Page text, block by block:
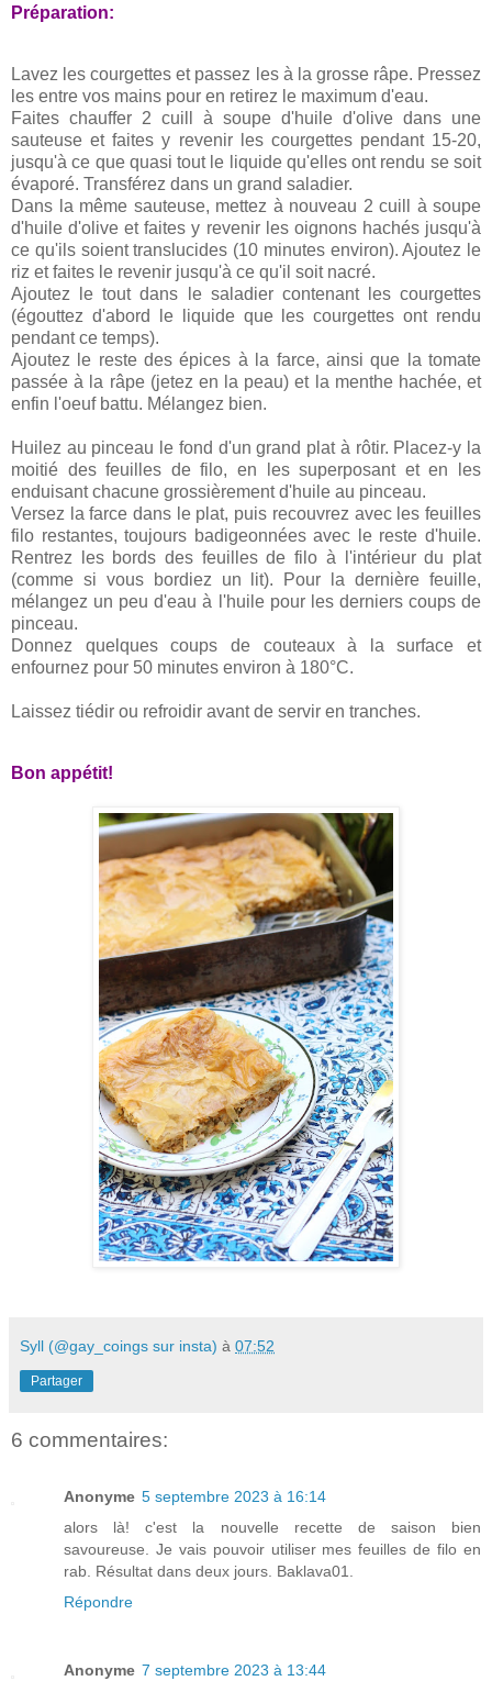
Préparation:
Lavez les courgettes et passez les à la grosse râpe. Pressez
les entre vos mains pour en retirez le maximum d'eau.
Faites chauffer 2 cuill à soupe d'huile d'olive dans une
sauteuse et faites y revenir les courgettes pendant 15-20,
jusqu'à ce que quasi tout le liquide qu'elles ont rendu se soit
évaporé. Transférez dans un grand saladier.
Dans la même sauteuse, mettez à nouveau 2 cuill à soupe
d'huile d'olive et faites y revenir les oignons hachés jusqu'à
ce qu'ils soient translucides (10 minutes environ). Ajoutez le
riz et faites le revenir jusqu'à ce qu'il soit nacré.
Ajoutez le tout dans le saladier contenant les courgettes
(égouttez d'abord le liquide que les courgettes ont rendu
pendant ce temps).
Ajoutez le reste des épices à la farce, ainsi que la tomate
passée à la râpe (jetez en la peau) et la menthe hachée, et
enfin l'oeuf battu. Mélangez bien.
Huilez au pinceau le fond d'un grand plat à rôtir. Placez-y la
moitié des feuilles de filo, en les superposant et en les
enduisant chacune grossièrement d'huile au pinceau.
Versez la farce dans le plat, puis recouvrez avec les feuilles
filo restantes, toujours badigeonnées avec le reste d'huile.
Rentrez les bords des feuilles de filo à l'intérieur du plat
(comme si vous bordiez un lit). Pour la dernière feuille,
mélangez un peu d'eau à l'huile pour les derniers coups de
pinceau.
Donnez quelques coups de couteaux à la surface et
enfournez pour 50 minutes environ à 180°C.
Laissez tiédir ou refroidir avant de servir en tranches.
Bon appétit!
Syll (@gay_coings sur insta) à 07:52
Partager
6 commentaires:
Anonyme 5 septembre 2023 à 16:14
alors là! c'est la nouvelle recette de saison bien
savoureuse. Je vais pouvoir utiliser mes feuilles de filo en
rab. Résultat dans deux jours. Baklava01.
Répondre
Anonyme 7 septembre 2023 à 13:44